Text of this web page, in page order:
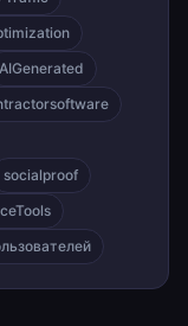
AIGenerated
socialproof